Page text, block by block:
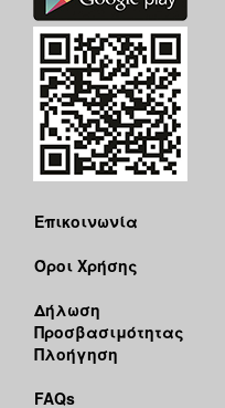
Επικοινωνία
Όροι Χρήσης
Δήλωση
Προσβασιμότητας
Πλοήγηση
FAQs